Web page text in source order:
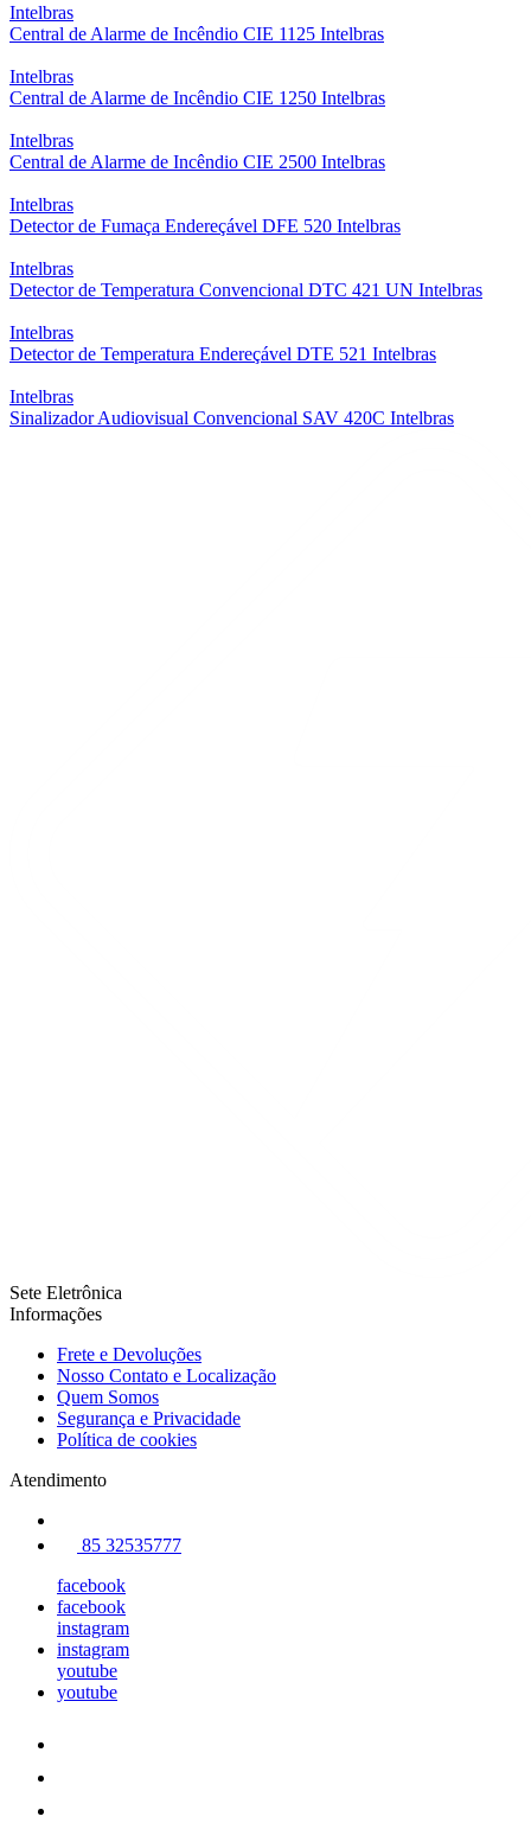
Intelbras
Central de Alarme de Incêndio CIE 1125 Intelbras
Intelbras
Central de Alarme de Incêndio CIE 1250 Intelbras
Intelbras
Central de Alarme de Incêndio CIE 2500 Intelbras
Intelbras
Detector de Fumaça Endereçável DFE 520 Intelbras
Intelbras
Detector de Temperatura Convencional DTC 421 UN Intelbras
Intelbras
Detector de Temperatura Endereçável DTE 521 Intelbras
Intelbras
Sinalizador Audiovisual Convencional SAV 420C Intelbras
Sete Eletrônica
Informações
Frete e Devoluções
Nosso Contato e Localização
Quem Somos
Segurança e Privacidade
Política de cookies
Atendimento
85 32535777
facebook
facebook
instagram
instagram
youtube
youtube